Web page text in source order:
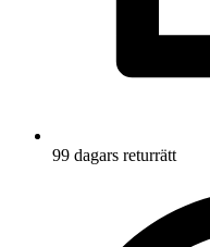
99 dagars returrätt